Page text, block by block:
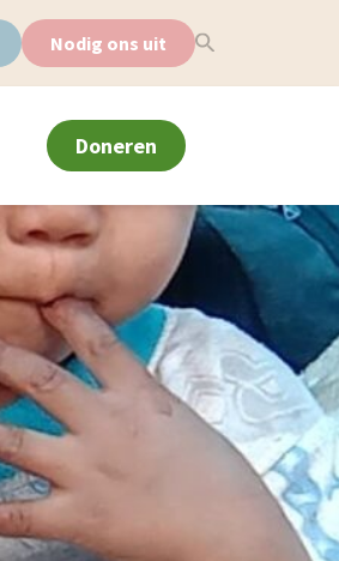
Nodig ons uit
Doneren